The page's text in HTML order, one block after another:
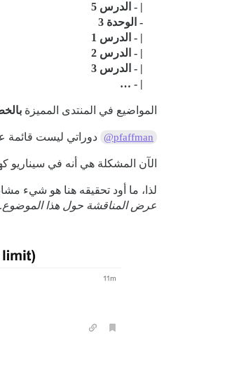
| - الدرس 5
- الوحدة 3
| - الدرس 1
| - الدرس 2
| - الدرس 3
| - …
المواضيع في المنتدى المميزة
@pfaffman دوراتي ليست قائمة
الآن المشكلة هي أنه في سيناريو كهذا، إذا أضاف شخص ما تعليقًا
لذا، ما أود تحقيقه هنا هو شيء
عرض المناقشة حول هذا الموضوع.